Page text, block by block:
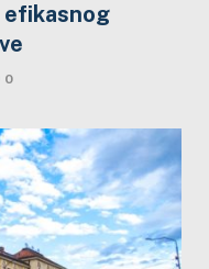
efikasnog
0